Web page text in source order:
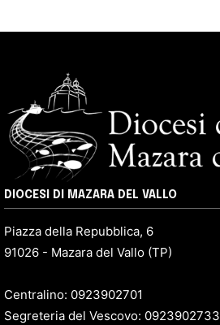
DIOCESI DI MAZARA DEL VALLO
Piazza della Repubblica, 6
91026 - Mazara del Vallo (TP)
Centralino: 0923902701
Segreteria del Vescovo: 0923902733